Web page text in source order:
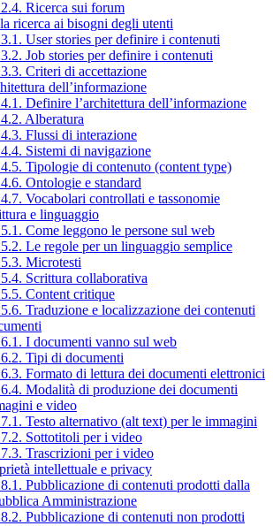
Ricerca sui forum
ricerca ai bisogni degli utenti
User stories per definire i contenuti
Job stories per definire i contenuti
Criteri di accettazione
dell’informazione
Definire l’architettura dell’informazione
Alberatura
Flussi di interazione
Sistemi di navigazione
Tipologie di contenuto (content type)
Ontologie e standard
Vocabolari controllati e tassonomie
e linguaggio
Come leggono le persone sul web
Le regole per un linguaggio semplice
Microtesti
Scrittura collaborativa
Content critique
Traduzione e localizzazione dei contenuti
I documenti vanno sul web
Tipi di documenti
Formato di lettura dei documenti elettronici
Modalità di produzione dei documenti
e video
Testo alternativo (alt text) per le immagini
Sottotitoli per i video
Trascrizioni per i video
intellettuale e privacy
Pubblicazione di contenuti prodotti dalla
Amministrazione
Pubblicazione di contenuti non prodotti